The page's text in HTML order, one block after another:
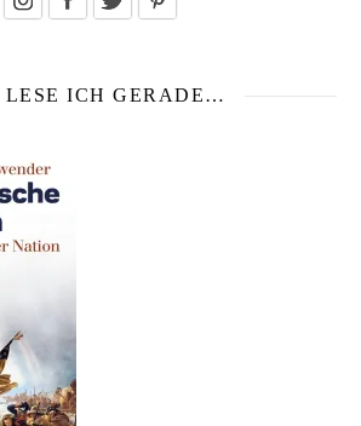
LESE ICH GERADE…